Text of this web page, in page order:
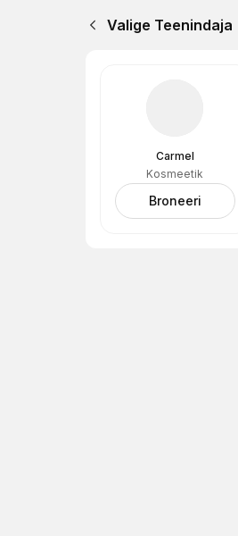
Valige Teenindaja
Carmel
Kosmeetik
Broneeri